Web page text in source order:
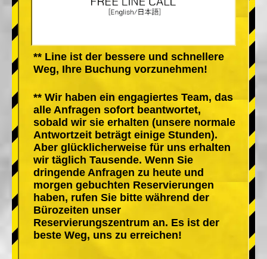
** Line ist der bessere und schnellere
Weg, Ihre Buchung vorzunehmen!
** Wir haben ein engagiertes Team, das
alle Anfragen sofort beantwortet,
sobald wir sie erhalten (unsere normale
Antwortzeit beträgt einige Stunden).
Aber glücklicherweise für uns erhalten
wir täglich Tausende. Wenn Sie
dringende Anfragen zu heute und
morgen gebuchten Reservierungen
haben, rufen Sie bitte während der
Bürozeiten unser
Reservierungszentrum an. Es ist der
beste Weg, uns zu erreichen!